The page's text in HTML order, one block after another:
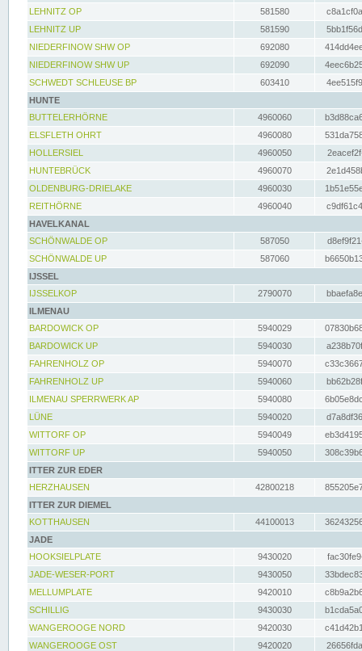
LEHNITZ OP
581580
LEHNITZ UP
581590
NIEDERFINOW SHW OP
692080
NIEDERFINOW SHW UP
692090
SCHWEDT SCHLEUSE BP
603410
HUNTE
BUTTELERHÖRNE
4960060
ELSFLETH OHRT
4960080
HOLLERSIEL
4960050
HUNTEBRÜCK
4960070
OLDENBURG-DRIELAKE
4960030
REITHÖRNE
4960040
HAVELKANAL
SCHÖNWALDE OP
587050
SCHÖNWALDE UP
587060
IJSSEL
IJSSELKOP
2790070
ILMENAU
BARDOWICK OP
5940029
BARDOWICK UP
5940030
FAHRENHOLZ OP
5940070
FAHRENHOLZ UP
5940060
ILMENAU SPERRWERK AP
5940080
LÜNE
5940020
WITTORF OP
5940049
WITTORF UP
5940050
ITTER ZUR EDER
HERZHAUSEN
42800218
ITTER ZUR DIEMEL
KOTTHAUSEN
44100013
JADE
HOOKSIELPLATE
9430020
JADE-WESER-PORT
9430050
MELLUMPLATE
9420010
SCHILLIG
9430030
WANGEROOGE NORD
9420030
WANGEROOGE OST
9420020